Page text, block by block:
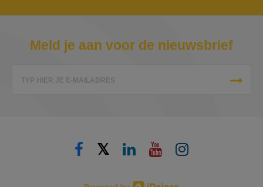
Meld je aan voor de nieuwsbrief
TYP HIER JE E-MAILADRES
𝕏